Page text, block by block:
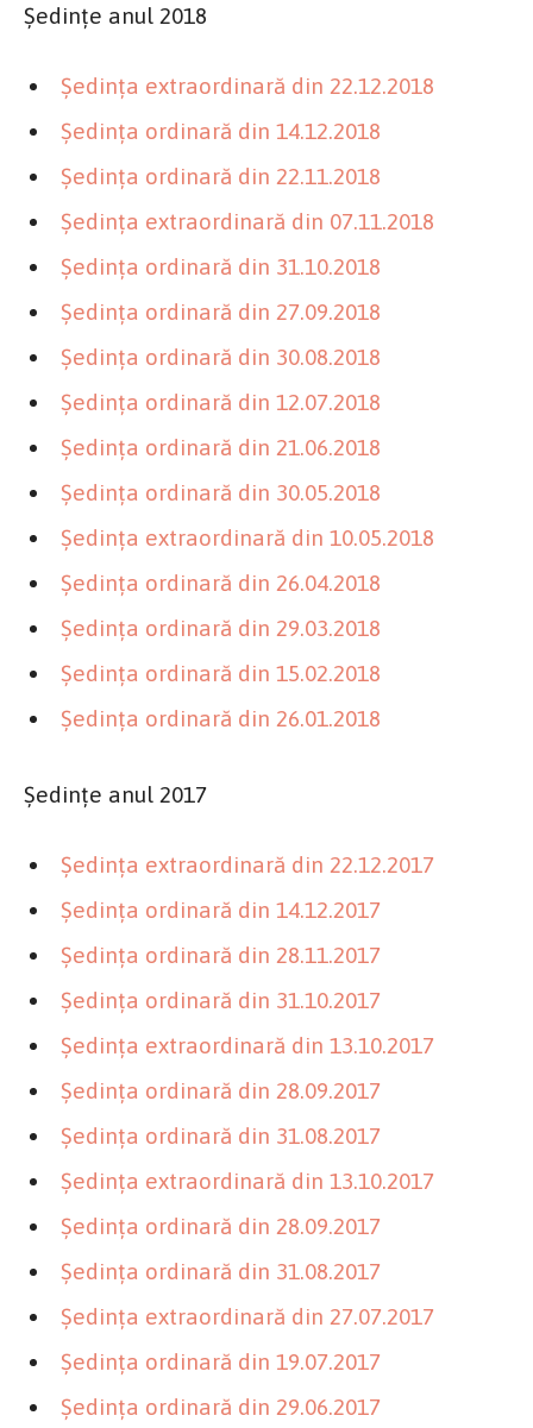
Şedinţe anul 2018
Şedinţa extraordinară din 22.12.2018
Şedinţa ordinară din 14.12.2018
Şedinţa ordinară din 22.11.2018
Şedinţa extraordinară din 07.11.2018
Şedinţa ordinară din 31.10.2018
Şedinţa ordinară din 27.09.2018
Şedinţa ordinară din 30.08.2018
Şedinţa ordinară din 12.07.2018
Şedinţa ordinară din 21.06.2018
Şedinţa ordinară din 30.05.2018
Şedinţa extraordinară din 10.05.2018
Şedinţa ordinară din 26.04.2018
Şedinţa ordinară din 29.03.2018
Şedinţa ordinară din 15.02.2018
Şedinţa ordinară din 26.01.2018
Şedinţe anul 2017
Şedinţa extraordinară din 22.12.2017
Şedinţa ordinară din 14.12.2017
Şedinţa ordinară din 28.11.2017
Şedinţa ordinară din 31.10.2017
Şedinţa extraordinară din 13.10.2017
Şedinţa ordinară din 28.09.2017
Şedinţa ordinară din 31.08.2017
Şedinţa extraordinară din 13.10.2017
Şedinţa ordinară din 28.09.2017
Şedinţa ordinară din 31.08.2017
Şedinţa extraordinară din 27.07.2017
Şedinţa ordinară din 19.07.2017
Şedinţa ordinară din 29.06.2017